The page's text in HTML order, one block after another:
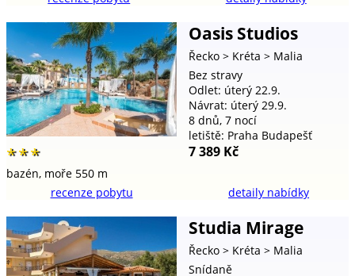
Oasis Studios
Řecko> Kréta> Malia
***
bazén, moře 550 m
Bez stravy
Odlet: úterý 22.9.
Návrat: úterý 29.9.
8 dnů, 7 nocí
letiště: Praha Budapešť
7 389 Kč
recenze pobytu detaily nabídky
Studia Mirage
Řecko> Kréta> Malia
Snídaně